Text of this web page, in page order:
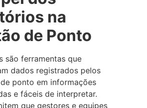
na
de Ponto
são ferramentas que
dados registrados pelos
ponto em informações
e fáceis de interpretar.
que gestores e equipes